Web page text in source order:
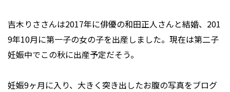
吉木りささんは2017年に俳優の和田正人さんと結婚、201
9年10月に第一子の女の子を出産しました。現在は第二子
妊娠中でこの秋に出産予定だそう。
妊娠9ヶ月に入り、大きく突き出したお腹の写真をブログ